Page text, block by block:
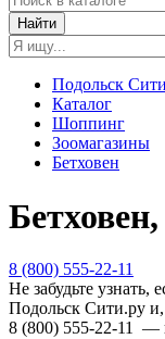
Найти
Подольск Сити
Каталог
Шоппинг
Зоомагазины
Бетховен
8 (800) 555-22-11
Не забудьте узнать,
Подольск Сити.ру
8 (800) 555-22-11
—